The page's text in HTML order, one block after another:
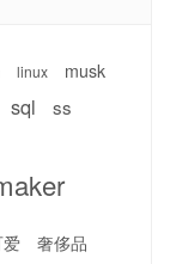
linux musk
sql ss
奢侈品